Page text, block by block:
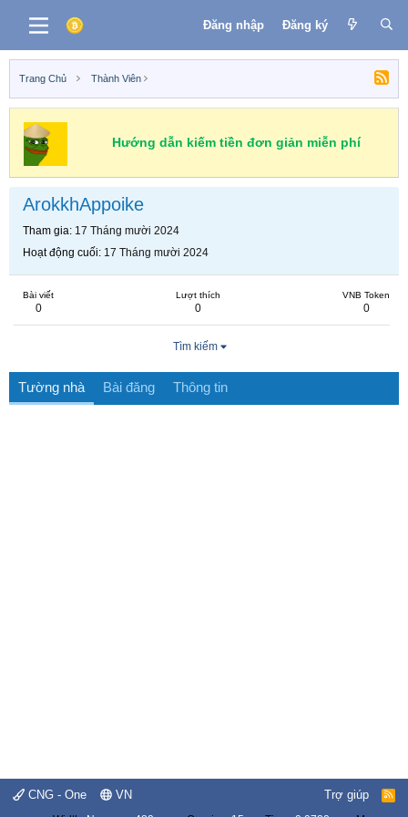
Đăng nhập Đăng ký
Trang Chủ Thành Viên
Hướng dẫn kiếm tiền đơn giản miễn phí
ArokkhAppoike
Tham gia 17 Tháng mười 2024
Hoạt động cuối 17 Tháng mười 2024
Bài viết
0
Lượt thích
0
VNB Token
0
Tìm kiếm
Tường nhà Bài đăng Thông tin
CNG - One VN Trợ giúp
R